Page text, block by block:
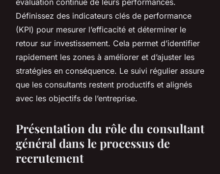
Définissez des indicateurs clés de performance
(KPI) pour mesurer l’efficacité et déterminer le
retour sur investissement. Cela permet d’identifier
rapidement les zones à améliorer et d’ajuster les
stratégies en conséquence. Le suivi régulier assure
que les consultants restent productifs et alignés
avec les objectifs de l’entreprise.
Présentation du rôle du consultant
général dans le processus de
recrutement